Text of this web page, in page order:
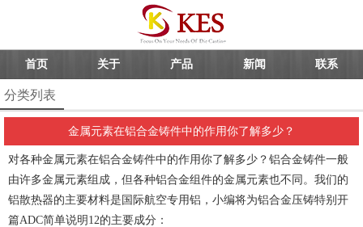
首页 关于 产品 新闻 联系
分类列表
金属元素在铝合金铸件中的作用你了解多少？
对各种金属元素在铝合金铸件中的作用你了解多少？铝合金铸件一般
由许多金属元素组成，但各种铝合金组件的金属元素也不同。我们的
铝散热器的主要材料是国际航空专用铝，小编将为铝合金压铸特别开
篇ADC简单说明12的主要成分：